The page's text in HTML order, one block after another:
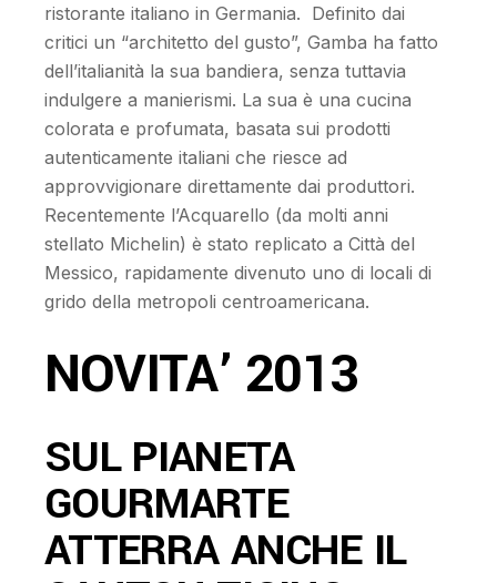
ristorante italiano in Germania. Definito dai
critici un “architetto del gusto”, Gamba ha fatto
dell’italianità la sua bandiera, senza tuttavia
indulgere a manierismi. La sua è una cucina
colorata e profumata, basata sui prodotti
autenticamente italiani che riesce ad
approvvigionare direttamente dai produttori.
Recentemente l’Acquarello (da molti anni
stellato Michelin) è stato replicato a Città del
Messico, rapidamente divenuto uno di locali di
grido della metropoli centroamericana.
NOVITA’ 2013
SUL PIANETA
GOURMARTE
ATTERRA ANCHE IL